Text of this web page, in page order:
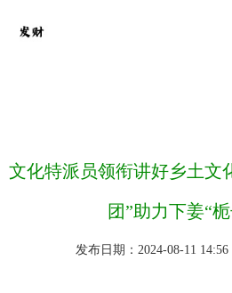
文化特派员领衔讲好乡土文
团”助力下姜“
发布日期：2024-08-11